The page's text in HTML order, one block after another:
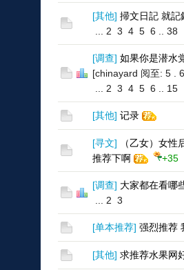
[其他] 掃文日記 就記
2 3 4 5 6 38
[调查] 如果你是潜水
[chinayard 阅至: 5 .
2 3 4 5 6 15
[其他] 记录
[寻文]
（乙女）女性
推荐下啊
+35
[调查] 大家都在看哪
2 3
[单本推荐] 强烈推荐
[其他] 求推荐水果网